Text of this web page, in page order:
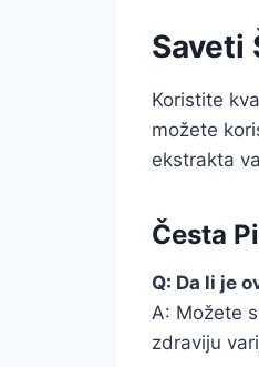
Saveti
Koristite
možete
ekstrakta
Česta
Q: Da li je
A: Možete
zdraviju